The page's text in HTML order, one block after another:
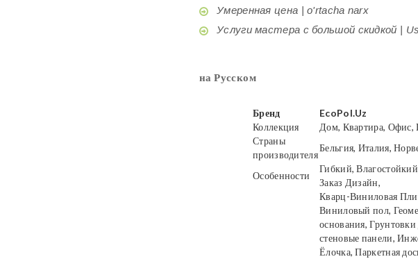
Умеренная цена | o'rtacha narx
Услуги мастера с большой скидкой |
на Русском
Бренд EcoPol.Uz
Коллекция
Дом, Квартира, Офис,
Страны
производителя
Бельгия, Италия,
Особенности
Гибкий,
Заказ Дизайн,
Кварц-Виниловая
Виниловый пол,
основания,
стеновые панели,
Ёлочка, Паркетная